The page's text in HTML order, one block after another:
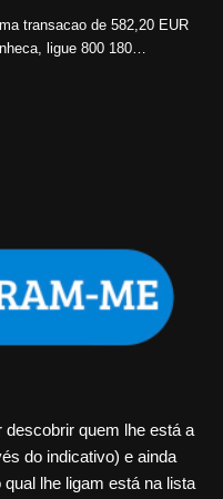
transacao de 582,20 EUR
ligue 800 180…
quem lhe está a
do indicativo) e ainda
lhe ligam está na lista